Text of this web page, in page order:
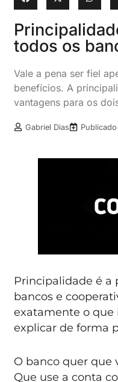
todos os
Vale a pena ser fiel
benefícios. A
vantagens para os
Gabriel Dias
Principalidade é a
bancos e
exatamente o que
explicar de forma
O banco quer que
Que use a conta